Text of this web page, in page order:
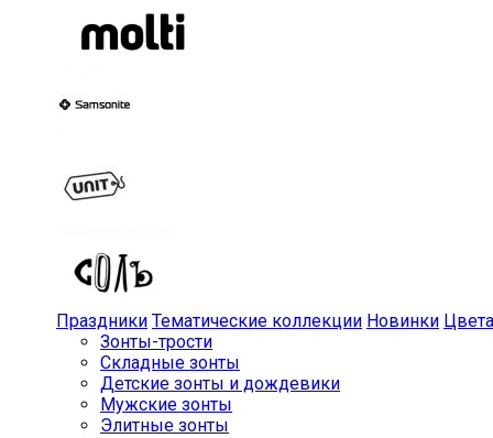
Праздники Тематические коллекции Новинки Цвета
Зонты-трости
Складные зонты
Детские зонты и дождевики
Мужские зонты
Элитные зонты